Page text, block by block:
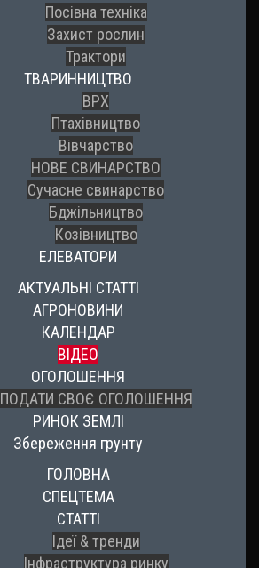
Посівна техніка
Захист рослин
Трактори
ТВАРИННИЦТВО
ВРХ
Птахівництво
Вівчарство
НОВЕ СВИНАРСТВО
Сучасне свинарство
Бджільництво
Козівництво
ЕЛЕВАТОРИ
АКТУАЛЬНІ СТАТТІ
АГРОНОВИНИ
КАЛЕНДАР
ВІДЕО
ОГОЛОШЕННЯ
ПОДАТИ СВОЄ ОГОЛОШЕННЯ
РИНОК ЗЕМЛІ
Збереження грунту
ГОЛОВНА
СПЕЦТЕМА
СТАТТІ
Ідеї & тренди
Інфраструктура ринку